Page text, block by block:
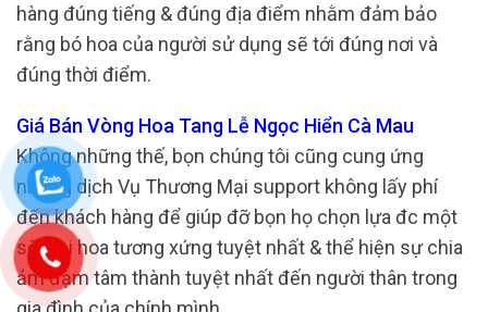
hàng đúng tiếng & đúng địa điểm nhằm đảm bảo
rằng bó hoa của người sử dụng sẽ tới đúng nơi và
đúng thời điểm.
Giá Bán Vòng Hoa Tang Lễ Ngọc Hiển Cà Mau
Không những thế, bọn chúng tôi cũng cung ứng
những dịch Vụ Thương Mại support không lấy phí
đến khách hàng để giúp đỡ bọn họ chọn lựa đc một
số loại hoa tương xứng tuyệt nhất & thể hiện sự chia
ảm đạm tâm thành tuyệt nhất đến người thân trong